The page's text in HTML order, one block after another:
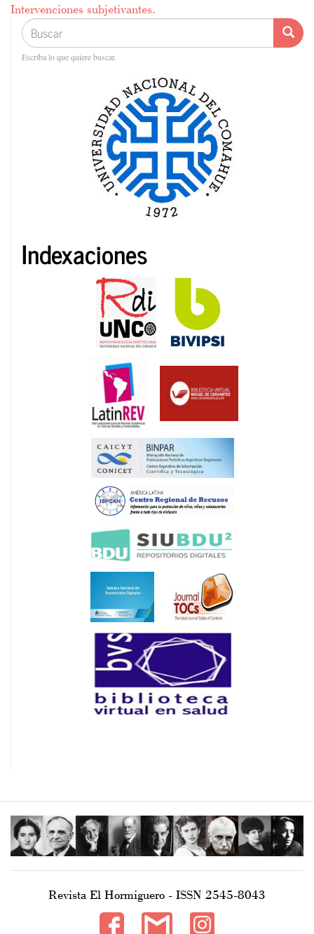
Intervenciones subjetivantes.
Buscar
Buscar
Escriba lo que quiere buscar.
Indexaciones
Revista El Hormiguero - ISSN 2545-8043